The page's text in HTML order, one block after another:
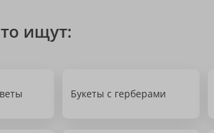
ищут:
Букеты с герберами